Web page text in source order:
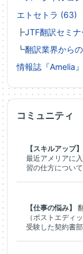
エトセトラ (63)
┣JTF翻訳セミ
┗翻訳業界から
情報誌『Amelia
コミュニティ
【スキルアップ】
最近アメリアに
習の仕方につい
【仕事の悩み】
（ポストエディ
受験した契約書